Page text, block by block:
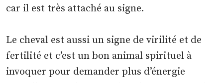
car il est très attaché au signe.
Le cheval est aussi un signe de virilité et de
fertilité et c’est un bon animal spirituel à
invoquer pour demander plus d’énergie